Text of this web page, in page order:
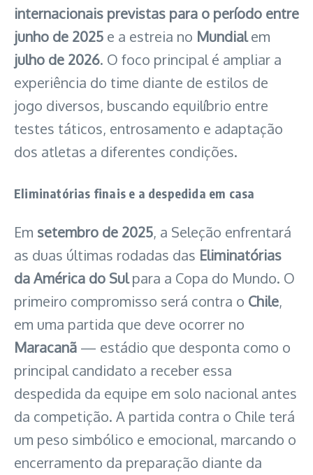
internacionais previstas para o período entre
junho de 2025 e a estreia no Mundialem
julho de 2026. O foco principal é ampliar a
experiência do time diante de estilos de
jogo diversos, buscando equilíbrio entre
testes táticos, entrosamento e adaptação
dos atletas a diferentes condições.
Eliminatórias finais e a despedida em casa
Em setembro de 2025, a Seleção enfrentará
as duas últimas rodadas das Eliminatórias
da América do Sulpara a Copa do Mundo. O
primeiro compromisso será contra o Chile,
em uma partida que deve ocorrer no
Maracanã — estádio que desponta como o
principal candidato a receber essa
despedida da equipe em solo nacional antes
da competição. A partida contra o Chile terá
um peso simbólico e emocional, marcando o
encerramento da preparação diante da